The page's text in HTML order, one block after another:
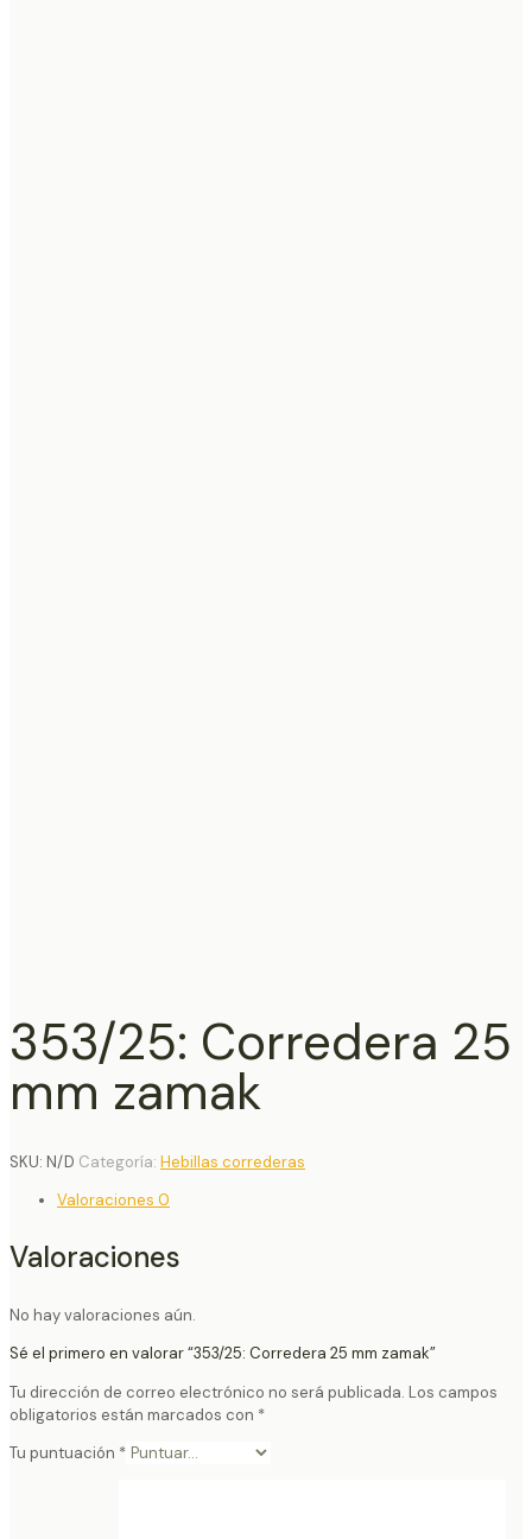
353/25: Corredera 25
mm zamak
SKU: N/D Categoría: Hebillas correderas
Valoraciones 0
Valoraciones
No hay valoraciones aún.
Sé el primero en valorar “353/25: Corredera 25 mm zamak”
Tu dirección de correo electrónico no será publicada. Los campos
obligatorios están marcados con *
Tu puntuación *